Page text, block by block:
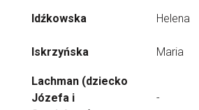
Idźkowska Helena
Iskrzyńska Maria
Lachman (dziecko
Józefa i
-